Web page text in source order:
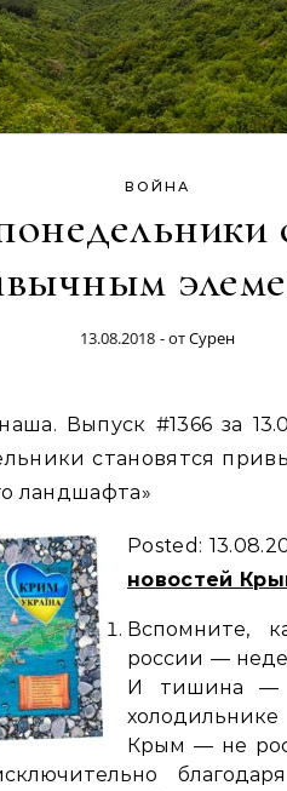
ВОЙНА
13.08.2018 - отСурен
становятся
ландшафта»
Posted:
новостей
Вспомните,
россии —
И тишина —
Крым — не